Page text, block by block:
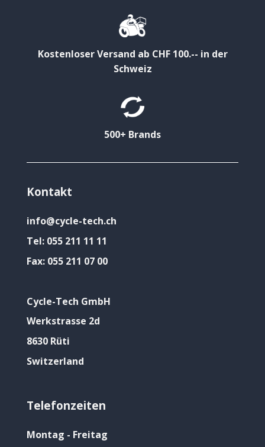
Kostenloser Versand ab CHF 100.-- in der
Schweiz
500+ Brands
Kontakt
info@cycle-tech.ch
Tel: 055 211 11 11
Fax: 055 211 07 00
Cycle-Tech GmbH
Werkstrasse 2d
8630 Rüti
Switzerland
Telefonzeiten
Montag - Freitag